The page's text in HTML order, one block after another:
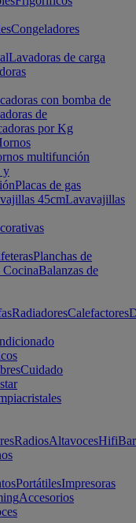
Congeladores
Lavadoras de carga
con bomba de
de
por Kg
multifunción
y
Placas de gas
45cmLavavajillas
Planchas de
CocinaBalanzas de
RadiadoresCalefactores
Cuidado
RadiosAltavocesHifi
PortátilesImpresoras
Accesorios